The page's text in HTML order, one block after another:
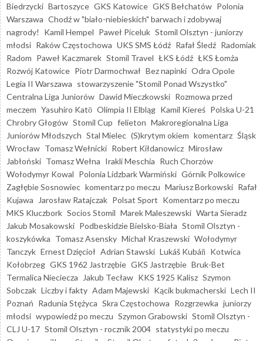
Biedrzycki Bartoszyce GKS Katowice GKS Bełchatów Polonia
Warszawa Chodź w "biało-niebieskich" barwach i zdobywaj
nagrody!
Kamil Hempel Paweł Piceluk Stomil Olsztyn - juniorzy
młodsi Raków Częstochowa UKS SMS Łódź Rafał Śledź Radomiak
Radom Paweł Kaczmarek Stomil Travel ŁKS Łódź ŁKS Łomża
Rozwój Katowice Piotr Darmochwał Bez napinki Odra Opole
Legia II Warszawa stowarzyszenie "Stomil Ponad Wszystko"
Centralna Liga Juniorów Dawid Mieczkowski Rozmowa przed
meczem Yasuhiro Katō Olimpia II Elbląg Kamil Kiereś Polska U-21
Chrobry Głogów Stomil Cup felieton Makroregionalna Liga
Juniorów Młodszych Stal Mielec (S)krytym okiem komentarz Śląsk
Wrocław Tomasz Wełnicki Robert Kiłdanowicz Mirosław
Jabłoński Tomasz Wełna Irakli Meschia Ruch Chorzów
Wołodymyr Kowal Polonia Lidzbark Warmiński Górnik Polkowice
Zagłębie Sosnowiec komentarz po meczu Mariusz Borkowski Rafał
Kujawa
Jarosław Ratajczak Polsat Sport Komentarz po meczu
MKS Kluczbork Socios Stomil Marek Maleszewski Warta Sieradz
Jakub Mosakowski Podbeskidzie Bielsko-Biała Stomil Olsztyn -
koszykówka Tomasz Asensky Michał Kraszewski Wołodymyr
Tanczyk Ernest Dzięcioł Adrian Stawski Lukáš Kubáň Kotwica
Kołobrzeg GKS 1962 Jastrzębie GKS Jastrzębie Bruk-Bet
Termalica Nieciecza
Jakub Tecław KKS 1925 Kalisz Szymon
Sobczak Liczby i fakty Adam Majewski Kącik bukmacherski Lech II
Poznań Radunia Stężyca Skra Częstochowa Rozgrzewka juniorzy
młodsi wypowiedź po meczu Szymon Grabowski Stomil Olsztyn -
CLJ U-17 Stomil Olsztyn - rocznik 2004 statystyki po meczu